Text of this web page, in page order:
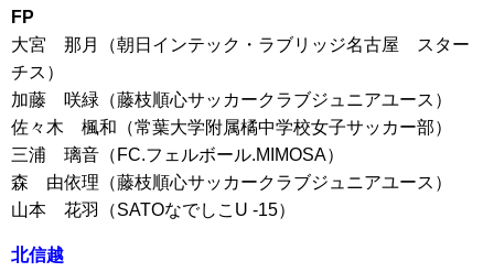
FP
大宮 那月（朝日インテック・ラブリッジ名古屋 スター
チス）
加藤 咲緑（藤枝順心サッカークラブジュニアユース）
佐々木 楓和（常葉大学附属橘中学校女子サッカー部）
三浦 璃音（FC.フェルボール.MIMOSA）
森 由依理（藤枝順心サッカークラブジュニアユース）
山本 花羽（SATOなでしこU -15）
北信越